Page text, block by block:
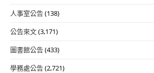
人事室公告(138)
公告來文(3,171)
圖書館公告(433)
學務處公告(2,721)